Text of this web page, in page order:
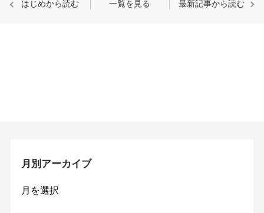
はじめから読む 一覧を見る 最新記事から読む
月別アーカイブ
月